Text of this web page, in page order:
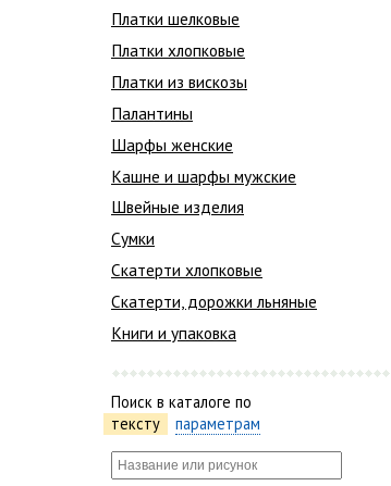
Платки шелковые
Платки хлопковые
Платки из вискозы
Палантины
Шарфы женские
Кашне и шарфы мужские
Швейные изделия
Сумки
Скатерти хлопковые
Скатерти, дорожки льняные
Книги и упаковка
Поиск в каталоге по
тексту
параметрам